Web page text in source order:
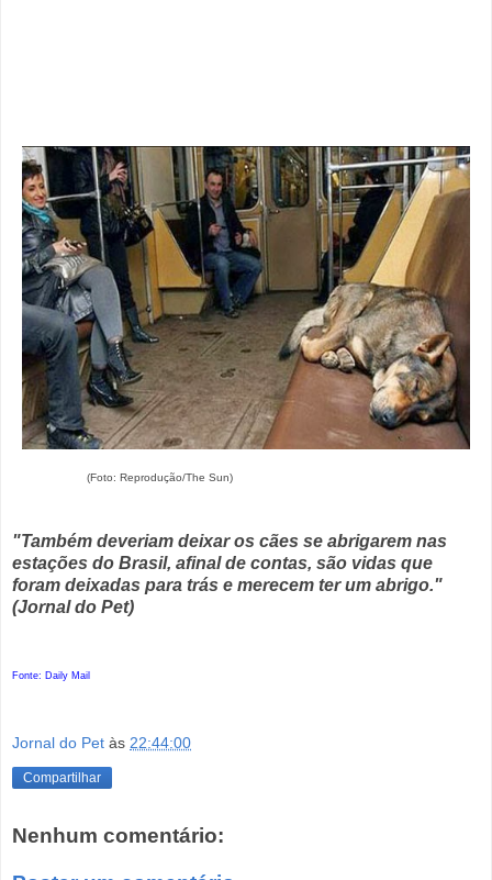
(Foto: Reprodução/The Sun)
"Também deveriam deixar os cães se abrigarem nas
estações do Brasil, afinal de contas, são vidas que
foram deixadas para trás e merecem ter um abrigo."
(Jornal do Pet)
Fonte: Daily Mail
Jornal do Pet às 22:44:00
Compartilhar
Nenhum comentário: